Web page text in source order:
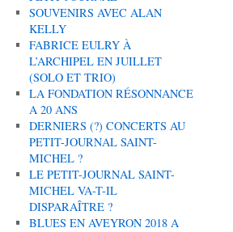
SOUVENIRS AVEC ALAN
KELLY
FABRICE EULRY À
L’ARCHIPEL EN JUILLET
(SOLO ET TRIO)
LA FONDATION RÉSONNANCE
A 20 ANS
DERNIERS (?) CONCERTS AU
PETIT-JOURNAL SAINT-
MICHEL ?
LE PETIT-JOURNAL SAINT-
MICHEL VA-T-IL
DISPARAÎTRE ?
BLUES EN AVEYRON 2018 A